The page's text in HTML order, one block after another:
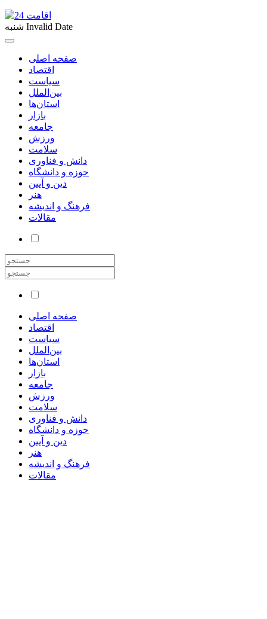
شنبه Invalid Date
صفحه اصلی
اقتصاد
سیاست
بین‌الملل
استان‌ها
بازار
جامعه
ورزش
سلامت
دانش و فناوری
حوزه و دانشگاه
دین و آیین
هنر
فرهنگ و اندیشه
مقالات
صفحه اصلی
اقتصاد
سیاست
بین‌الملل
استان‌ها
بازار
جامعه
ورزش
سلامت
دانش و فناوری
حوزه و دانشگاه
دین و آیین
هنر
فرهنگ و اندیشه
مقالات